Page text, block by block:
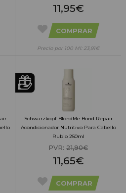
11,95€
COMPRAR
Precio por 100 Ml: 23,91€
Schwarzkopf BlondMe Bond Repair
Acondicionador Nutritivo Para Cabello
Rubio 250ml
PVR: 21,90€
11,65€
COMPRAR